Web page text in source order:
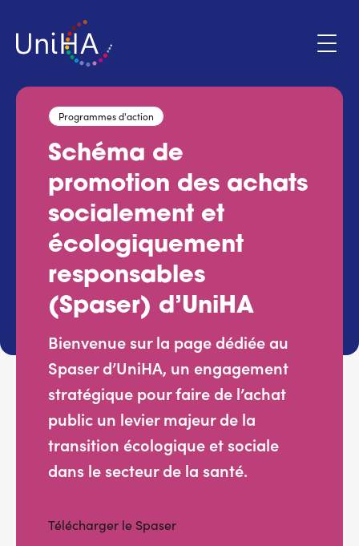
contenu
Menu
compte
l'utilisateur
Espace adhérent
Qui sommes-nous ?
Programmes d'action
Marchés
Actualités & évènements
Services adhérents
Top
Fournisseurs
Programmes d'action
Schéma de
promotion des achats
socialement et
écologiquement
responsables
(Spaser) d’UniHA
Bienvenue sur la page dédiée au
Spaser d’UniHA, un engagement
stratégique pour faire de l’achat
public un levier majeur de la
transition écologique et sociale
dans le secteur de la santé.
Télécharger le Spaser